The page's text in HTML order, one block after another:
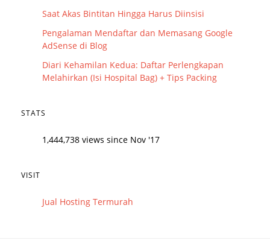
Saat Akas Bintitan Hingga Harus Diinsisi
Pengalaman Mendaftar dan Memasang Google
AdSense di Blog
Diari Kehamilan Kedua: Daftar Perlengkapan
Melahirkan (Isi Hospital Bag) + Tips Packing
STATS
1,444,738 views since Nov '17
VISIT
Jual Hosting Termurah